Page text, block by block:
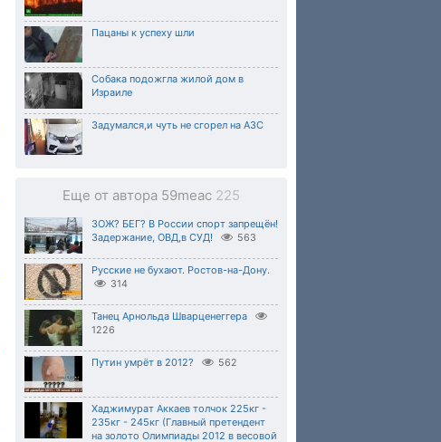
Пацаны к успеху шли
Собака подожгла жилой дом в
Израиле
Задумался,и чуть не сгорел на АЗС
Еще от автора 59meac 225
ЗОЖ? БЕГ? В России спорт запрещён!
Задержание, ОВД,в СУД!
563
Русские не бухают. Ростов-на-Дону.
314
Танец Арнольда Шварценеггера
1226
Путин умрёт в 2012? 562
Хаджимурат Аккаев толчок 225кг -
235кг - 245кг (Главный претендент
на золото Олимпиады 2012 в весовой